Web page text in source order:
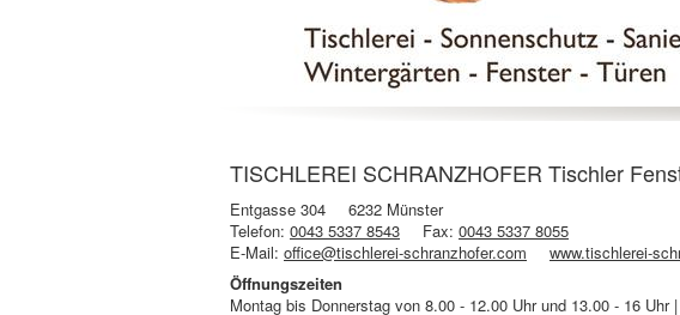
TISCHLEREI SCHRANZHOFER Tischler
Entgasse 304
6232 Münster
Telefon: 0043 5337 8543 Fax: 0043 5337 8055
E-Mail: office@tischlerei-schranzhofer.com
www.tischlerei-
Öffnungszeiten
Montag bis Donnerstag von 8.00 - 12.00 Uhr und 13.00 - 16 Uhr